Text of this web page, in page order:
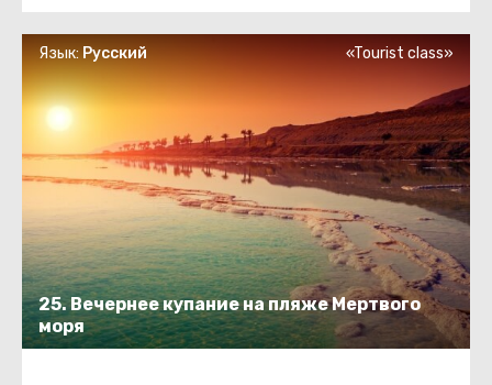
25. Вечернее купание на пляже Мертвого
моря
Язык: Русский «Tourist class»